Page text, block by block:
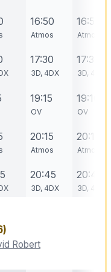
16:50
Atmos
17:30
3D, 4DX
19:15
OV
20:15
Atmos
20:45
3D, 4DX
16:50
Atmos
17:30
3D, 4DX
19:10
OV
20:15
Atmos
20:45
3D, 4DX
Robert